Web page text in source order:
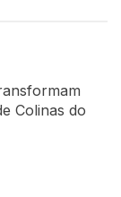
Colinas do